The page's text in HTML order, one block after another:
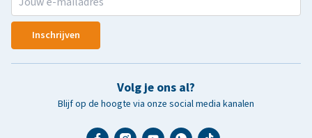
Inschrijven
Volg je ons al?
Blijf op de hoogte via onze social media kanalen